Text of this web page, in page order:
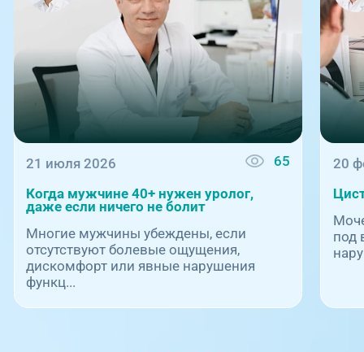
21 июля 2026 65
Когда мужчине 40+ нужен уролог,
даже если ничего не болит
Многие мужчины убеждены, если
отсутствуют болевые ощущения,
дискомфорт или явные нарушения
функц...
20
под